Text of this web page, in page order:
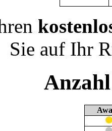
Sie auf Ihr